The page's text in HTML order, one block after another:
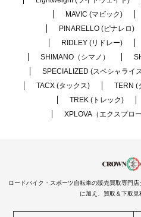
MAVIC (マビック)
PINARELLO (ピナレロ)
RIDLEY (リドレー)
SHIMANO（シマノ）
SPECIALIZED (スペシャライ
TACX (タックス)
TERN (
TREK (トレック)
XPLOVA（エクスプロー
ロードバイク・スポーツ自転車の販売買取専門
に加え、買取＆下取見